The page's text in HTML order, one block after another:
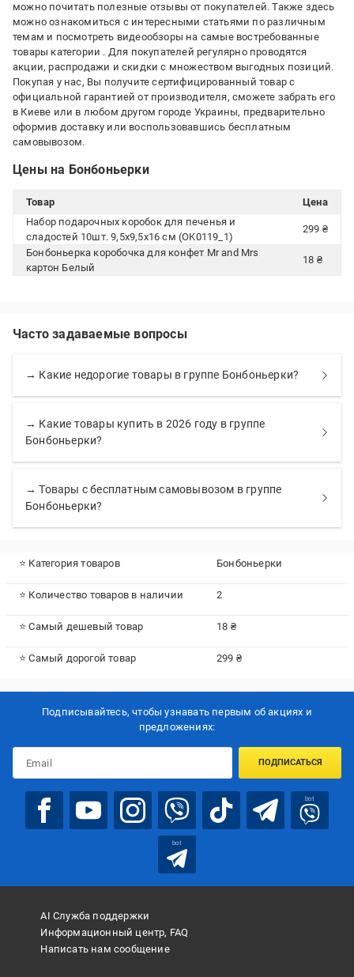
можно почитать полезные отзывы от покупателей. Также здесь
можно ознакомиться с интересными статьями по различным
темам и посмотреть видеообзоры на самые востребованные
товары категории . Для покупателей регулярно проводятся
акции, распродажи и скидки с множеством выгодных позиций.
Покупая у нас, Вы получите сертифицированный товар с
официальной гарантией от производителя, сможете забрать его
в Киеве или в любом другом городе Украины, предварительно
оформив доставку или воспользовавшись бесплатным
самовывозом.
Цены на Бонбоньерки
Товар
Цена
Набор подарочных коробок для печенья и
сладостей 10шт. 9,5х9,5х16 см (OK0119_1)
299 ₴
Бонбоньерка коробочка для конфет Mr and Mrs
картон Белый
18 ₴
Часто задаваемые вопросы
→ Какие недорогие товары в группе Бонбоньерки?
→ Какие товары купить в 2026 году в группе
Бонбоньерки?
→ Товары с бесплатным самовывозом в группе
Бонбоньерки?
⭐ Категория товаров Бонбоньерки
⭐ Количество товаров в наличии 2
⭐ Самый дешевый товар 18 ₴
⭐ Самый дорогой товар 299 ₴
Подписывайтесь, чтобы узнавать первым об акцияx и
предложениях:
ПОДПИСАТЬСЯ
bot
bot
AI Служба поддержки
Информационный центр, FAQ
Написать нам сообщение